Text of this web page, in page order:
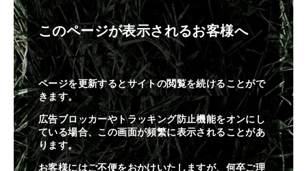
このページが表示されるお客様へ
ページを更新するとサイトの閲覧を続けることがで
きます。
広告ブロッカーやトラッキング防止機能をオンにし
ている場合、この画面が頻繁に表示されることがあ
ります。
お客様にはご不便をおかけいたしますが、何卒ご理